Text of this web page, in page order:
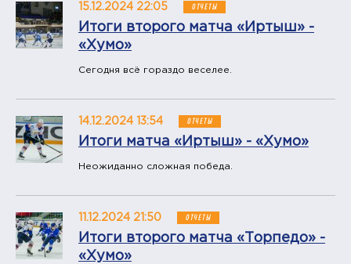
15.12.2024 22:05 ОТЧЕТЫ
Итоги второго матча «Иртыш» -
«Хумо»
Сегодня всё гораздо веселее.
14.12.2024 13:54 ОТЧЕТЫ
Итоги матча «Иртыш» - «Хумо»
Неожиданно сложная победа.
11.12.2024 21:50 ОТЧЕТЫ
Итоги второго матча «Торпедо» -
«Хумо»